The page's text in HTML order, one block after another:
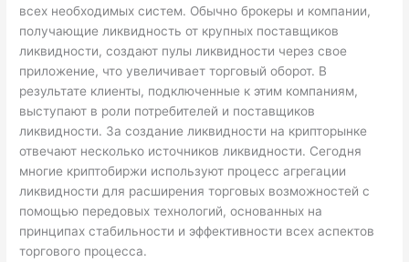
всех необходимых систем. Обычно брокеры и компании,
получающие ликвидность от крупных поставщиков
ликвидности, создают пулы ликвидности через свое
приложение, что увеличивает торговый оборот. В
результате клиенты, подключенные к этим компаниям,
выступают в роли потребителей и поставщиков
ликвидности. За создание ликвидности на крипторынке
отвечают несколько источников ликвидности. Сегодня
многие криптобиржи используют процесс агрегации
ликвидности для расширения торговых возможностей с
помощью передовых технологий, основанных на
принципах стабильности и эффективности всех аспектов
торгового процесса.